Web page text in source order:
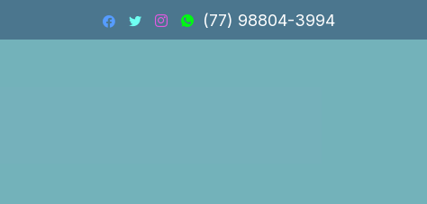
(77) 98804-3994